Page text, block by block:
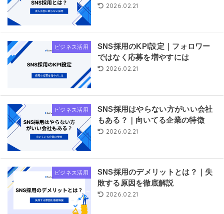
2026.02.21
ビジネス活用
SNS採用のKPI設定｜フォロワー
ではなく応募を増やすには
2026.02.21
ビジネス活用
SNS採用はやらない方がいい会社
もある？｜向いてる企業の特徴
2026.02.21
ビジネス活用
SNS採用のデメリットとは？｜失
敗する原因を徹底解説
2026.02.21